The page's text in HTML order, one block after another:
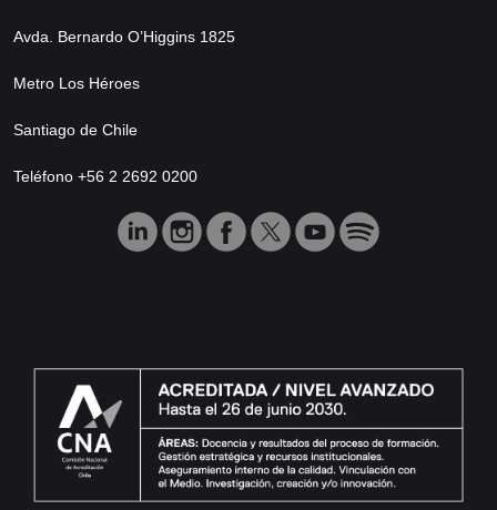
Avda. Bernardo O’Higgins 1825
Metro Los Héroes
Santiago de Chile
Teléfono +56 2 2692 0200